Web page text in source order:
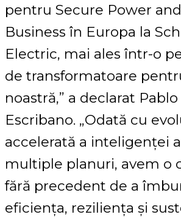
pentru Secure Power
Business în Europa la
Electric, mai ales într-o
de transformatoare
noastră,” a declarat Pablo
Escribano. „Odată cu
accelerată a inteligenței
multiple planuri, avem o
fără precedent de a
eficiența, reziliența și